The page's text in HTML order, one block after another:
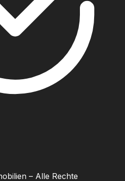
– Alle Rechte